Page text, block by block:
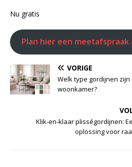
Nu gratis
Plan hier een meetafspraak
VORIGE
Welk type gordijnen
woonkamer?
Klik-en-klaar plisségordijnen:
oplossing voor